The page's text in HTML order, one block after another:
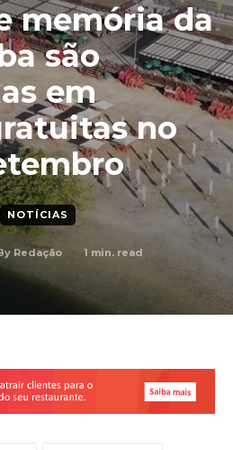
memória da
são
em
no
NOTÍCIAS
Redação 1 min. read